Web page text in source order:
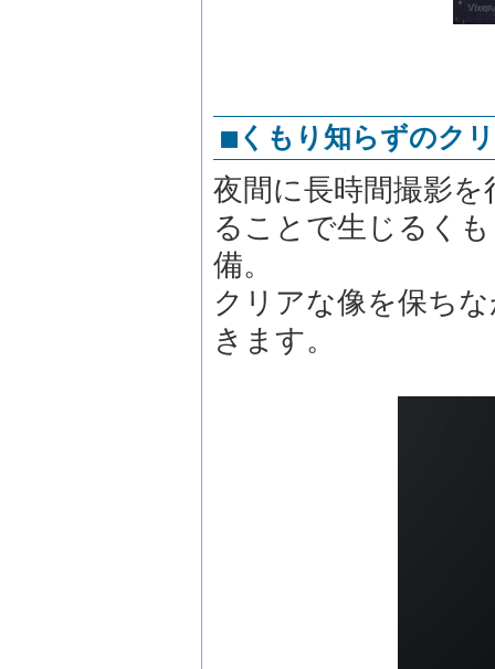
■くもり知らずのク
夜間に長時間撮影
ることで生じるく
備。
クリアな像を保ち
きます。